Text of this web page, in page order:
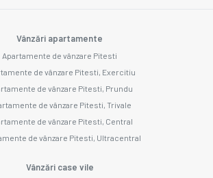
Vânzări apartamente
Apartamente de vânzare Pitesti
de vânzare Pitesti, Exercitiu
de vânzare Pitesti, Prundu
de vânzare Pitesti, Trivale
de vânzare Pitesti, Central
de vânzare Pitesti, Ultracentral
Vânzări case vile